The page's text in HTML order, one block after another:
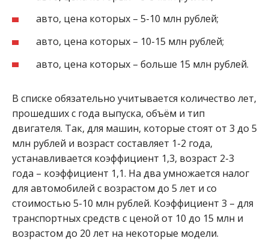
авто, цена которых – 5-10 млн рублей;
авто, цена которых – 10-15 млн рублей;
авто, цена которых – больше 15 млн рублей.
В списке обязательно учитывается количество лет,
прошедших с года выпуска, объём и тип
двигателя. Так, для машин, которые стоят от 3 до 5
млн рублей и возраст составляет 1-2 года,
устанавливается коэффициент 1,3, возраст 2-3
года – коэффициент 1,1. На два умножается налог
для автомобилей с возрастом до 5 лет и со
стоимостью 5-10 млн рублей. Коэффициент 3 – для
транспортных средств с ценой от 10 до 15 млн и
возрастом до 20 лет на некоторые модели.